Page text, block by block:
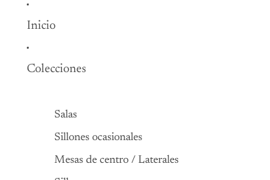
Inicio
Colecciones
Salas
Sillones ocasionales
Mesas de centro / Laterales